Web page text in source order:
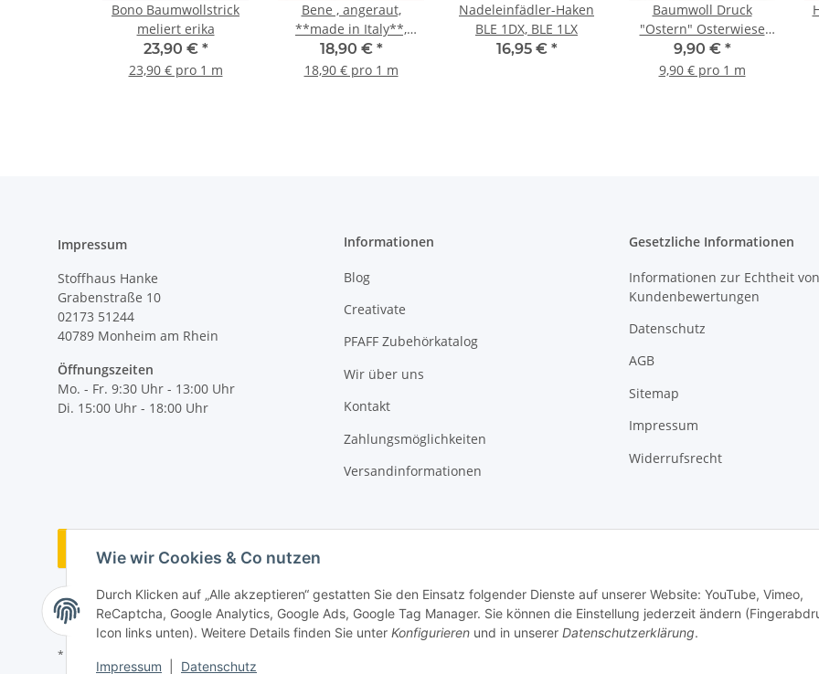
Wie wir Cookies & Co nutzen
Durch Klicken auf „Alle akzeptieren“ gestatten Sie den Einsatz folgender Dienste auf unserer Website: YouTube, Vimeo,
ReCaptcha, Google Analytics, Google Ads, Google Tag Manager. Sie können die Einstellung jederzeit ändern
Icon links unten). Weitere Details finden Sie unter Konfigurieren und in unserer Datenschutzerklärung.
Impressum Datenschutz
Bono Baumwollstrick
meliert erika
23,90 € *
23,90 € pro 1 m
Bene , angeraut,
**made in Italy**,
Strickstoff, terracotta
18,90 € *
18,90 € pro 1 m
Nadeleinfädler-Haken
BLE 1DX, BLE 1LX
16,95 € *
Baumwoll Druck
"Ostern" Osterwiese
Hase, Hühner, Küken,
Gänse
9,90 € *
9,90 € pro 1 m
Impressum
Stoffhaus Hanke
Grabenstraße 10
02173 51244
40789 Monheim am Rhein
Öffnungszeiten
Mo. - Fr. 9:30 Uhr - 13:00 Uhr
Di. 15:00 Uhr - 18:00 Uhr
Informationen
Blog
Creativate
PFAFF Zubehörkatalog
Wir über uns
Kontakt
Zahlungsmöglichkeiten
Versandinformationen
Gesetzliche Informationen
Informationen zur Echtheit von
Kundenbewertungen
Datenschutz
AGB
Sitemap
Impressum
Widerrufsrecht
Vertrag widerrufen
* Alle Preise inkl. gesetzlicher MwSt., zzgl.